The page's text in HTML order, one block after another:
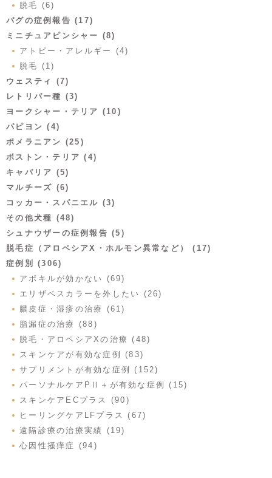
脱毛 (6)
パグの症例報告 (17)
ミニチュアピンシャー (8)
アトピー・アレルギー (4)
脱毛 (1)
ウェスティ (7)
レトリバー種 (3)
ヨークシャー・テリア (10)
パピヨン (4)
ポメラニアン (25)
ボストン・テリア (4)
キャバリア (5)
マルチーズ (6)
コッカー・スパニエル (3)
その他犬種 (48)
シュナウザーの症例報告 (5)
脱毛症（アロペシアX・ホルモン異常など） (17)
症例別 (306)
アポキルが効かない (69)
エリザベスカラーを外したい (26)
膿皮症・湿疹の治療 (61)
脂漏症の治療 (88)
脱毛・アロペシアXの治療 (48)
スキンケアが有効な症例 (83)
サプリメントが有効な症例 (152)
パーソナルケアPⅡ＋が有効な症例 (15)
スキンケアECプラス (90)
ヒーリングケアLFプラス (67)
遠隔診療の治療実績 (19)
心因性掻痒症 (94)